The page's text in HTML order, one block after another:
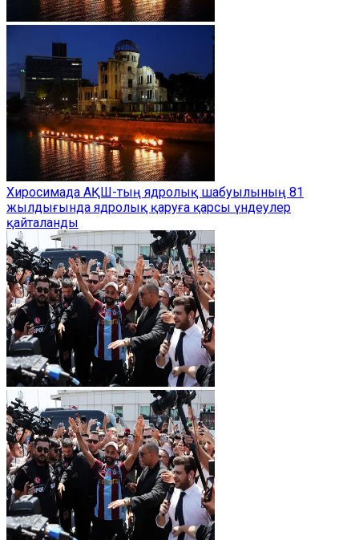
Хиросимада АҚШ-тың ядролық шабуылының 81
жылдығында ядролық қаруға қарсы үндеулер
қайталанды